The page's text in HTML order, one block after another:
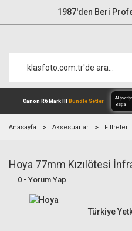
1987'den Beri
Canon R6 Mark III
Anasayfa Aksesuarlar Filtreler
Hoya 77mm Kızılötesi
0 - Yorum Yap
Türkiye